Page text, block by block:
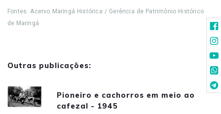
Fontes: Acervo Maringá Histórica / Gerência de Patrimônio Histórico
de Maringá
Outras publicações:
Pioneiro e cachorros em meio ao
cafezal - 1945